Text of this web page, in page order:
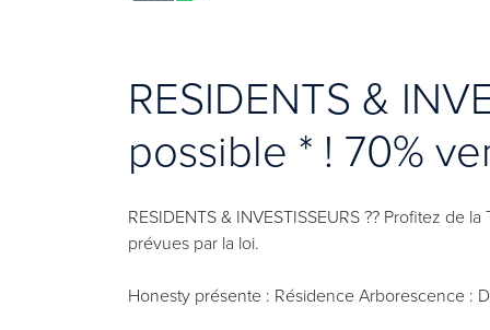
RESIDENTS &
possible * ! 70%
RESIDENTS & INVESTISSEURS ?? Profitez de
prévues par la loi.
Honesty présente : Résidence Arborescence :